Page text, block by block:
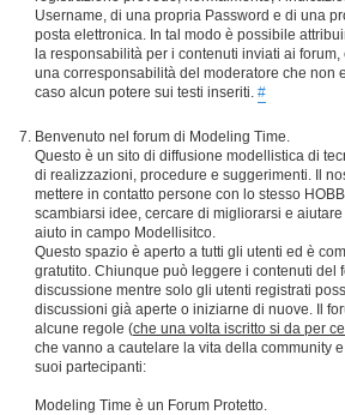
Username, di una propria Password e di una
posta elettronica. In tal modo è possibile
la responsabilità per i contenuti inviati ai
una corresponsabilità del moderatore che non
caso alcun potere sui testi inseriti. #
Benvenuto nel forum di Modeling Time.
Questo è un sito di diffusione modellistica di
di realizzazioni, procedure e suggerimenti. Il
mettere in contatto persone con lo stesso
scambiarsi idee, cercare di migliorarsi e
aiuto in campo Modellisitco.
Questo spazio è aperto a tutti gli utenti ed è
gratutito. Chiunque può leggere i contenuti del
discussione mentre solo gli utenti registrati
discussioni già aperte o iniziarne di nuove. Il
alcune regole (che una volta iscritto si da per
che vanno a cautelare la vita della community
suoi partecipanti:
Modeling Time è un Forum Protetto.